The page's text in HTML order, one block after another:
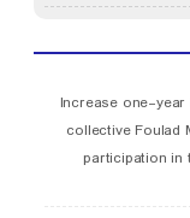
Increase one-
collective Foulad
participation